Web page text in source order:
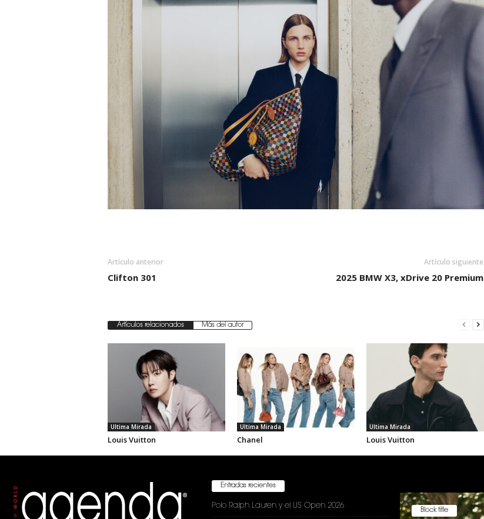
Artículo anterior
Clifton 301
Artículo siguiente
2025 BMW X3, xDrive 20 Premium
Artículos relacionados Más del autor
Ultima Mirada
Louis Vuitton
Ultima Mirada
Chanel
Ultima Mirada
Louis Vuitton
Entradas recientes
Polo Ralph Lauren y el US Open 2026
Block title